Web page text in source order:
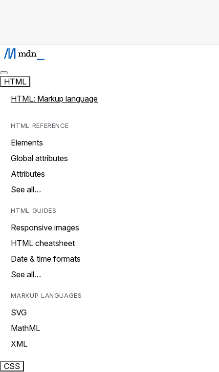
HTML
HTML: Markup language
HTML REFERENCE
Elements
Global attributes
Attributes
See all…
HTML GUIDES
Responsive images
HTML cheatsheet
Date & time formats
See all…
MARKUP LANGUAGES
SVG
MathML
XML
CSS